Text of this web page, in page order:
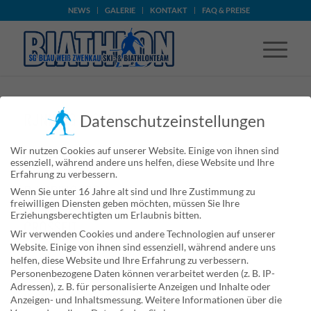
NEWS GALERIE KONTAKT FAQ & PREISE
RUNNING & SPINNING
GYMNASTICS
PUMPING IRON
CROSSFIT
AEROBICS
WEIGHT LIFTING
Datenschutzeinstellungen
Wir nutzen Cookies auf unserer Website. Einige von ihnen sind
essenziell, während andere uns helfen, diese Website und Ihre
Erfahrung zu verbessern.
Wenn Sie unter 16 Jahre alt sind und Ihre Zustimmung zu
freiwilligen Diensten geben möchten, müssen Sie Ihre
Erziehungsberechtigten um Erlaubnis bitten.
Wir verwenden Cookies und andere Technologien auf unserer
Website. Einige von ihnen sind essenziell, während andere uns
helfen, diese Website und Ihre Erfahrung zu verbessern.
Personenbezogene Daten können verarbeitet werden (z. B. IP-
Adressen), z. B. für personalisierte Anzeigen und Inhalte oder
Anzeigen- und Inhaltsmessung.Weitere Informationen über die